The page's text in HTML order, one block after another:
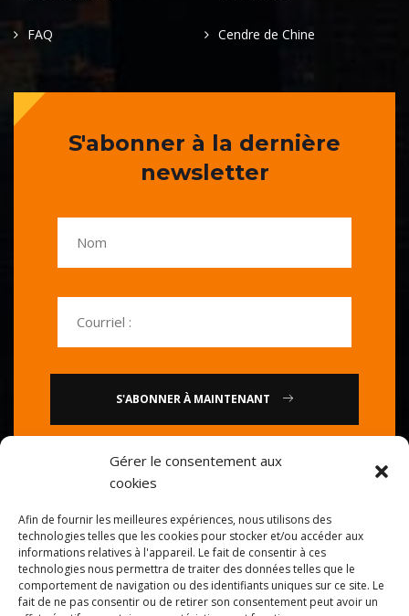
Gérer le consentement aux
cookies
Afin de fournir les meilleures expériences, nous utilisons des
technologies telles que les cookies pour stocker et/ou accéder aux
informations relatives à l'appareil. Le fait de consentir à ces
technologies nous permettra de traiter des données telles que le
comportement de navigation ou des identifiants uniques sur ce site. Le
fait de ne pas consentir ou de retirer son consentement peut avoir un
FAQ Cendre de Chine
S'abonner à la dernière
newsletter
S'ABONNER À MAINTENANT
ou
84739585